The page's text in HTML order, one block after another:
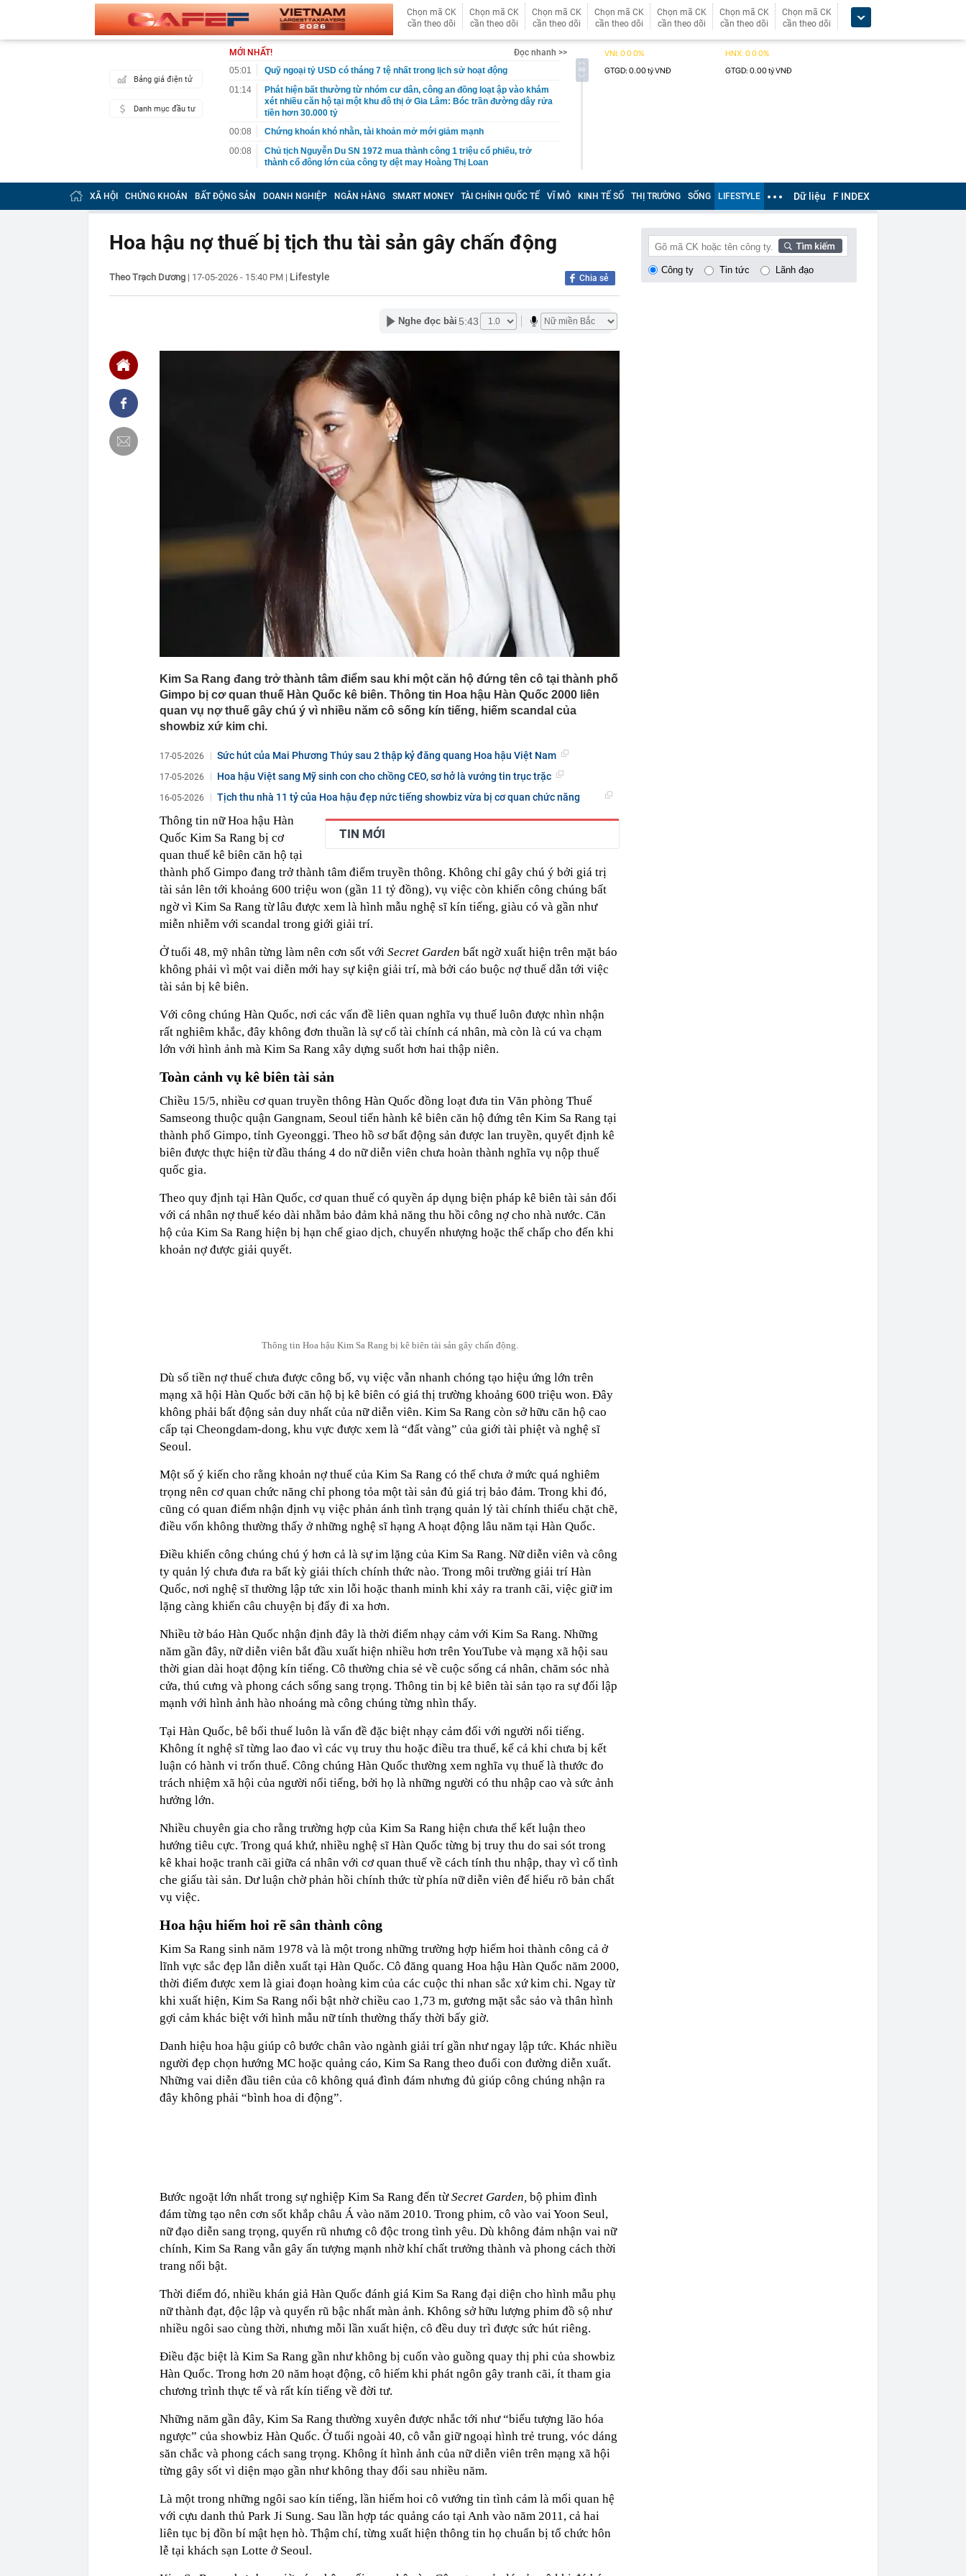
Chọn mã CK
cần theo dõi
Chọn mã CK
cần theo dõi
Chọn mã CK
cần theo dõi
Chọn mã CK
cần theo dõi
Chọn mã CK
cần theo dõi
Chọn mã CK
cần theo dõi
Chọn mã CK
cần theo dõi
Bảng giá điện tử
Danh mục đầu tư
MỚI NHẤT!
Đọc nhanh >>
05:01
Quỹ ngoại tỷ USD có tháng 7 tệ nhất trong lịch sử hoạt động
01:14
Phát hiện bất thường từ nhóm cư dân, công an đồng loạt ập vào khám
xét nhiều căn hộ tại một khu đô thị ở Gia Lâm: Bóc trần đường dây rửa
tiền hơn 30.000 tỷ
00:08
Chứng khoán khó nhằn, tài khoản mở mới giảm mạnh
00:08
Chủ tịch Nguyễn Du SN 1972 mua thành công 1 triệu cổ phiếu, trở
thành cổ đông lớn của công ty dệt may Hoàng Thị Loan
00:05
Ít người biết đỉnh núi cao thứ 5 Việt Nam, là “ cột mốc thiêng liêng đẹp
nhất biên cương” ở độ cao trên 3.000m, điểm đến "trong mơ" của dân
giường bệnh, vừa được vinh danh "Hệ thống Y khoa tốt nhất Việt Nam
2026"
Một doanh nghiệp Việt thu hơn 1 tỷ USD ở nước ngoài trong nửa đầu
năm 2026, lợi nhuận tăng hơn 120%
Chứng khoán Vietcap dự phóng VN-Index có thể chạm mốc 1.885 điểm
Viettel Global
Nắm trong tay Điện Máy Xanh, Bách Hóa Xanh, An Khang, vốn hóa
MWG chỉ ngang DMX
Khám xét ngôi nhà cổ, phát hiện 'kho báu' gồm 1.000 đồng tiền vàng và
5 thỏi vàng giấu trong nhiều ngăn bí mật - giá trị hơn 18 tỷ đồng
4 dấu hiệu nhận biết ngôi nhà có phong thuỷ không thuận lợi
Quốc gia có lượng khách đến Việt Nam đông nhất 7 tháng đầu năm,
vượt Hàn Quốc và Nga, gấp gần 6 lần Ấn Độ
Người bán trái cây tiết lộ: Khách thường chọn quả to, người trong
nghề lại kiểm tra 5 chi tiết này trước
Tiếp viên tàu cao tốc quỳ gối 1h an ủi khách: 7 năm sau ở khách sạn 5
sao nhiều hơn ở nhà, bay hạng thương gia
Cụ bà 70 tuổi có xương trẻ khỏe như phụ nữ 30, bác sĩ kinh ngạc khi
22:34
Ngôi nhà chứa đựng tâm huyết của NSND Tự Long
Giá vàng vượt 4.300 USD/ounce, chuyên gia dự báo đỉnh mới
Một doanh nghiệp dầu khí đem hơn 42.200 tỷ đồng gửi ngân hàng
XÃ HỘI CHỨNG KHOÁN BẤT ĐỘNG SẢN DOANH NGHIỆP NGÂN HÀNG SMART MONEY TÀI CHÍNH QUỐC TẾ VĨ MÔ KINH TẾ SỐ THỊ TRƯỜNG SỐNG LIFESTYLE Dữ liệu F INDEX
Hoa hậu nợ thuế bị tịch thu tài sản gây chấn động
Theo Trạch Dương | 17-05-2026 - 15:40 PM | Lifestyle Chia sẻ
Nghe đọc bài 5:43
Kim Sa Rang đang trở thành tâm điểm sau khi một căn hộ đứng tên cô tại thành phố
Gimpo bị cơ quan thuế Hàn Quốc kê biên. Thông tin Hoa hậu Hàn Quốc 2000 liên
quan vụ nợ thuế gây chú ý vì nhiều năm cô sống kín tiếng, hiếm scandal của
showbiz xứ kim chi.
17-05-2026 Sức hút của Mai Phương Thúy sau 2 thập kỷ đăng quang Hoa hậu Việt Nam
17-05-2026 Hoa hậu Việt sang Mỹ sinh con cho chồng CEO, sơ hở là vướng tin trục trặc
16-05-2026
Tịch thu nhà 11 tỷ của Hoa hậu đẹp nức tiếng showbiz vừa bị cơ quan chức năng
TIN MỚI
Thông tin nữ Hoa hậu Hàn
Quốc Kim Sa Rang bị cơ
quan thuế kê biên căn hộ tại
thành phố Gimpo đang trở thành tâm điểm truyền thông. Không chỉ gây chú ý bởi giá trị
tài sản lên tới khoảng 600 triệu won (gần 11 tỷ đồng), vụ việc còn khiến công chúng bất
ngờ vì Kim Sa Rang từ lâu được xem là hình mẫu nghệ sĩ kín tiếng, giàu có và gần như
miễn nhiễm với scandal trong giới giải trí.
Ở tuổi 48, mỹ nhân từng làm nên cơn sốt với Secret Garden bất ngờ xuất hiện trên mặt báo
không phải vì một vai diễn mới hay sự kiện giải trí, mà bởi cáo buộc nợ thuế dẫn tới việc
tài sản bị kê biên.
Với công chúng Hàn Quốc, nơi các vấn đề liên quan nghĩa vụ thuế luôn được nhìn nhận
rất nghiêm khắc, đây không đơn thuần là sự cố tài chính cá nhân, mà còn là cú va chạm
lớn với hình ảnh mà Kim Sa Rang xây dựng suốt hơn hai thập niên.
Toàn cảnh vụ kê biên tài sản
Chiều 15/5, nhiều cơ quan truyền thông Hàn Quốc đồng loạt đưa tin Văn phòng Thuế
Samseong thuộc quận Gangnam, Seoul tiến hành kê biên căn hộ đứng tên Kim Sa Rang tại
thành phố Gimpo, tỉnh Gyeonggi. Theo hồ sơ bất động sản được lan truyền, quyết định kê
biên được thực hiện từ đầu tháng 4 do nữ diễn viên chưa hoàn thành nghĩa vụ nộp thuế
quốc gia.
Theo quy định tại Hàn Quốc, cơ quan thuế có quyền áp dụng biện pháp kê biên tài sản đối
với cá nhân nợ thuế kéo dài nhằm bảo đảm khả năng thu hồi công nợ cho nhà nước. Căn
hộ của Kim Sa Rang hiện bị hạn chế giao dịch, chuyển nhượng hoặc thế chấp cho đến khi
khoản nợ được giải quyết.
Thông tin Hoa hậu Kim Sa Rang bị kê biên tài sản gây chấn động.
Dù số tiền nợ thuế chưa được công bố, vụ việc vẫn nhanh chóng tạo hiệu ứng lớn trên
mạng xã hội Hàn Quốc bởi căn hộ bị kê biên có giá thị trường khoảng 600 triệu won. Đây
không phải bất động sản duy nhất của nữ diễn viên. Kim Sa Rang còn sở hữu căn hộ cao
cấp tại Cheongdam-dong, khu vực được xem là “đất vàng” của giới tài phiệt và nghệ sĩ
Seoul.
Một số ý kiến cho rằng khoản nợ thuế của Kim Sa Rang có thể chưa ở mức quá nghiêm
trọng nên cơ quan chức năng chỉ phong tỏa một tài sản đủ giá trị bảo đảm. Trong khi đó,
cũng có quan điểm nhận định vụ việc phản ánh tình trạng quản lý tài chính thiếu chặt chẽ,
điều vốn không thường thấy ở những nghệ sĩ hạng A hoạt động lâu năm tại Hàn Quốc.
Điều khiến công chúng chú ý hơn cả là sự im lặng của Kim Sa Rang. Nữ diễn viên và công
ty quản lý chưa đưa ra bất kỳ giải thích chính thức nào. Trong môi trường giải trí Hàn
Quốc, nơi nghệ sĩ thường lập tức xin lỗi hoặc thanh minh khi xảy ra tranh cãi, việc giữ im
lặng càng khiến câu chuyện bị đẩy đi xa hơn.
Nhiều tờ báo Hàn Quốc nhận định đây là thời điểm nhạy cảm với Kim Sa Rang. Những
năm gần đây, nữ diễn viên bắt đầu xuất hiện nhiều hơn trên YouTube và mạng xã hội sau
thời gian dài hoạt động kín tiếng. Cô thường chia sẻ về cuộc sống cá nhân, chăm sóc nhà
cửa, thú cưng và phong cách sống sang trọng. Thông tin bị kê biên tài sản tạo ra sự đối lập
mạnh với hình ảnh hào nhoáng mà công chúng từng nhìn thấy.
Tại Hàn Quốc, bê bối thuế luôn là vấn đề đặc biệt nhạy cảm đối với người nổi tiếng.
Không ít nghệ sĩ từng lao đao vì các vụ truy thu hoặc điều tra thuế, kể cả khi chưa bị kết
luận có hành vi trốn thuế. Công chúng Hàn Quốc thường xem nghĩa vụ thuế là thước đo
trách nhiệm xã hội của người nổi tiếng, bởi họ là những người có thu nhập cao và sức ảnh
hưởng lớn.
Nhiều chuyên gia cho rằng trường hợp của Kim Sa Rang hiện chưa thể kết luận theo
hướng tiêu cực. Trong quá khứ, nhiều nghệ sĩ Hàn Quốc từng bị truy thu do sai sót trong
kê khai hoặc tranh cãi giữa cá nhân với cơ quan thuế về cách tính thu nhập, thay vì cố tình
che giấu tài sản. Dư luận chờ phản hồi chính thức từ phía nữ diễn viên để hiểu rõ bản chất
vụ việc.
Hoa hậu hiếm hoi rẽ sân thành công
Kim Sa Rang sinh năm 1978 và là một trong những trường hợp hiếm hoi thành công cả ở
lĩnh vực sắc đẹp lẫn diễn xuất tại Hàn Quốc. Cô đăng quang Hoa hậu Hàn Quốc năm 2000,
thời điểm được xem là giai đoạn hoàng kim của các cuộc thi nhan sắc xứ kim chi. Ngay từ
khi xuất hiện, Kim Sa Rang nổi bật nhờ chiều cao 1,73 m, gương mặt sắc sảo và thân hình
gợi cảm khác biệt với hình mẫu nữ tính thường thấy thời bấy giờ.
Danh hiệu hoa hậu giúp cô bước chân vào ngành giải trí gần như ngay lập tức. Khác nhiều
người đẹp chọn hướng MC hoặc quảng cáo, Kim Sa Rang theo đuổi con đường diễn xuất.
Những vai diễn đầu tiên của cô không quá đình đám nhưng đủ giúp công chúng nhận ra
đây không phải “bình hoa di động”.
Bước ngoặt lớn nhất trong sự nghiệp Kim Sa Rang đến từSecret Garden, bộ phim đình
đám từng tạo nên cơn sốt khắp châu Á vào năm 2010. Trong phim, cô vào vai Yoon Seul,
nữ đạo diễn sang trọng, quyến rũ nhưng cô độc trong tình yêu. Dù không đảm nhận vai nữ
chính, Kim Sa Rang vẫn gây ấn tượng mạnh nhờ khí chất trưởng thành và phong cách thời
trang nổi bật.
Thời điểm đó, nhiều khán giả Hàn Quốc đánh giá Kim Sa Rang đại diện cho hình mẫu phụ
nữ thành đạt, độc lập và quyến rũ bậc nhất màn ảnh. Không sở hữu lượng phim đồ sộ như
nhiều ngôi sao cùng thời, nhưng mỗi lần xuất hiện, cô đều duy trì được sức hút riêng.
Điều đặc biệt là Kim Sa Rang gần như không bị cuốn vào guồng quay thị phi của showbiz
Hàn Quốc. Trong hơn 20 năm hoạt động, cô hiếm khi phát ngôn gây tranh cãi, ít tham gia
chương trình thực tế và rất kín tiếng về đời tư.
Những năm gần đây, Kim Sa Rang thường xuyên được nhắc tới như “biểu tượng lão hóa
ngược” của showbiz Hàn Quốc. Ở tuổi ngoài 40, cô vẫn giữ ngoại hình trẻ trung, vóc dáng
săn chắc và phong cách sang trọng. Không ít hình ảnh của nữ diễn viên trên mạng xã hội
từng gây sốt vì diện mạo gần như không thay đổi sau nhiều năm.
Là một trong những ngôi sao kín tiếng, lần hiếm hoi cô vướng tin tình cảm là mối quan hệ
với cựu danh thủ Park Ji Sung. Sau lần hợp tác quảng cáo tại Anh vào năm 2011, cả hai
liên tục bị đồn bí mật hẹn hò. Thậm chí, từng xuất hiện thông tin họ chuẩn bị tổ chức hôn
lễ tại khách sạn Lotte ở Seoul.
Công ty Tin tức Lãnh đạo